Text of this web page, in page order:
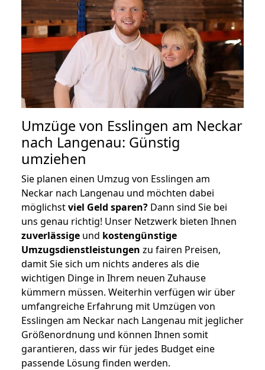
Umzüge von Esslingen am Neckar
nach Langenau: Günstig
umziehen
Sie planen einen Umzug von Esslingen am
Neckar nach Langenau und möchten dabei
möglichstviel Geld sparen? Dann sind Sie bei
uns genau richtig! Unser Netzwerk bieten Ihnen
zuverlässige und kostengünstige
Umzugsdienstleistungen zu fairen Preisen,
damit Sie sich um nichts anderes als die
wichtigen Dinge in Ihrem neuen Zuhause
kümmern müssen. Weiterhin verfügen wir über
umfangreiche Erfahrung mit Umzügen von
Esslingen am Neckar nach Langenau mit jeglicher
Größenordnung und können Ihnen somit
garantieren, dass wir für jedes Budget eine
passende Lösung finden werden.